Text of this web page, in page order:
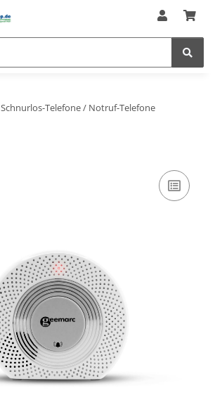
Schnurlos-Telefone / Notruf-Telefone